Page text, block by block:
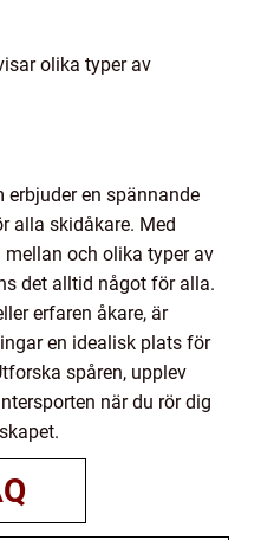
olika typer av
en spännande
alla skidåkare. Med
och olika typer av
det alltid något för alla.
erfaren åkare, är
en idealisk plats för
spåren, upplev
när du rör dig